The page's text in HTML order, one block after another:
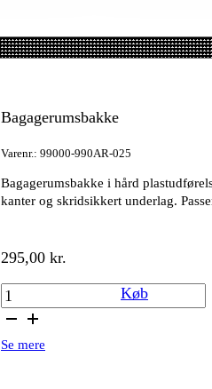
Bagagerumsbakke
Varenr.: 99000-990AR-025
Bagagerumsbakke i hård
kanter og skridsikkert underlag.
295,00 kr.
Bagagerumsbakke
antal
Køb
Se mere